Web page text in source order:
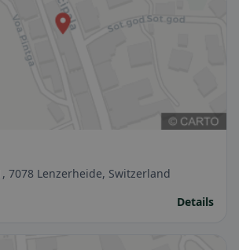
7078 Lenzerheide, Switzerland
Details